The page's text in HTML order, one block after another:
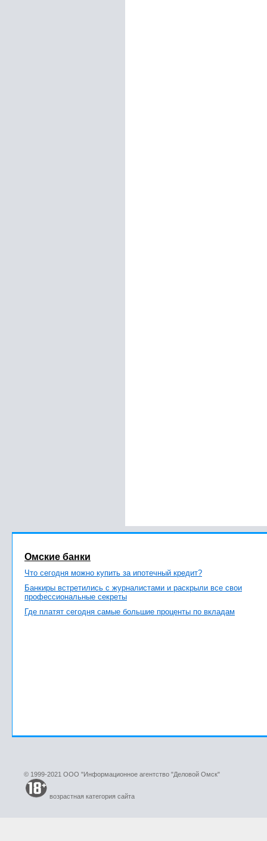
Омские банки
Что сегодня можно купить за ипотечный кредит?
Банкиры встретились с журналистами и раскрыли все свои
профессиональные секреты
Где платят сегодня самые большие проценты по вкладам
© 1999-2021 ООО "Информационное агентство "Деловой Омск"
возрастная категория сайта